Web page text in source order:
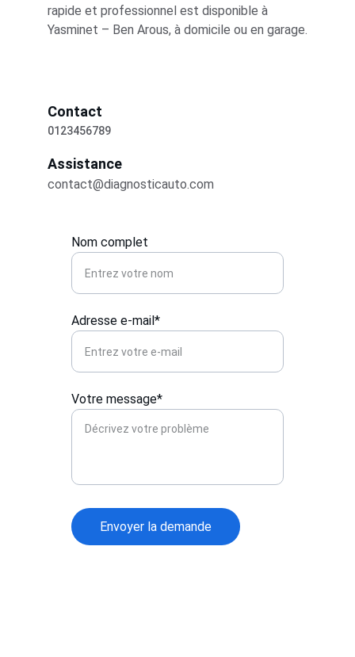
rapide et professionnel est disponible à
Yasminet – Ben Arous, à domicile ou en garage.
Contact
0123456789
Assistance
contact@diagnosticauto.com
Nom complet
Adresse e-mail*
Votre message*
Envoyer la demande